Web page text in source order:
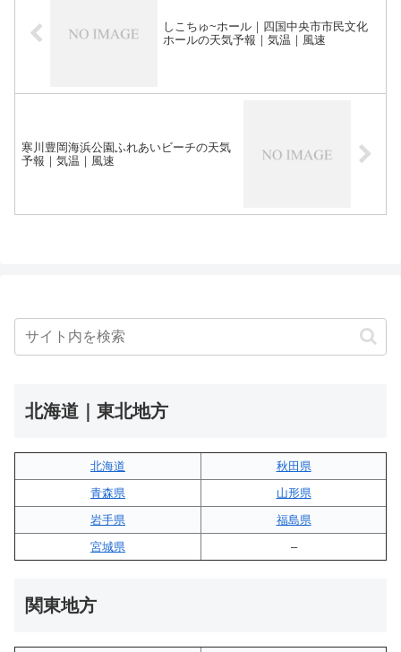
しこちゅ~ホール｜四国中央市市民文化
ホールの天気予報｜気温｜風速
寒川豊岡海浜公園ふれあいビーチの天気
予報｜気温｜風速
北海道｜東北地方
北海道
秋田県
青森県
山形県
岩手県
福島県
宮城県
–
関東地方